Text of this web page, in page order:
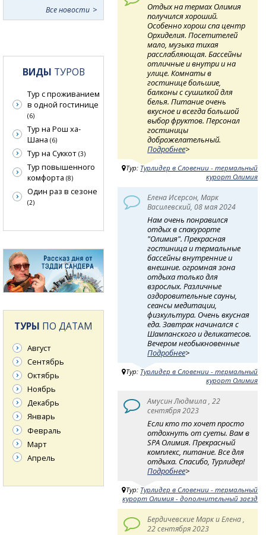
Отдых на термах Олимия
получился хороший.
Особенно хорош спа центр
Орхиделия. Посетителей
мало, музыка тихая
расслабляющая. Бассейны
отличные и внутри и на
улице. Комнаты в
гостинице большие,
балконы с сушилкой для
белья. Питание очень
вкусное и всегда большой
выбор фруктов. Персонал
гостиницы
доброжелательный.
Подробнее>
Тур: Турлидер в Словении - термальный
курорт Олимия
Елена Исерсон, Марк
Василевский, 08 мая 2024
Нам очень понравился
отдых в спакурорте
"Олимия". Прекрасная
гостиница и термальные
бассейны внутренние и
внешние. огромная зона
отдыха только для
взрослых. Различные
оздоровительные сауны,
сеансы медитации,
физкультура. Очень вкусная
еда. Завтрак начинался с
Шампанского и деликатесов.
Вечером необыкновенные
Подробнее>
Тур: Турлидер в Словении - термальный
курорт Олимия
Амусин Людмила , 22
сентября 2023
Если кто то хочет просто
отдохнуть от суеты. Вам в
SPA Олимия. Прекрасный
комплекс, питание. Все для
отдыха. Спасибо, Турлидер!
Подробнее>
Тур: Турлидер в Словении - термальный
курорт Олимия - дополнительный заезд
Бердичевские Марк и Елена ,
22 сентября 2023
Все новости
ВИДЫ ТУРОВ
Тур с проживанием
в одной гостинице
(6)
Тур на Рош ха-
Шана (6)
Тур на Суккот (3)
Тур повышенного
комфорта (8)
Один раз в сезоне
(2)
ТУРЫ ПО ДАТАМ
Август
Сентябрь
Октябрь
Ноябрь
Декабрь
Январь
Февраль
Март
Апрель